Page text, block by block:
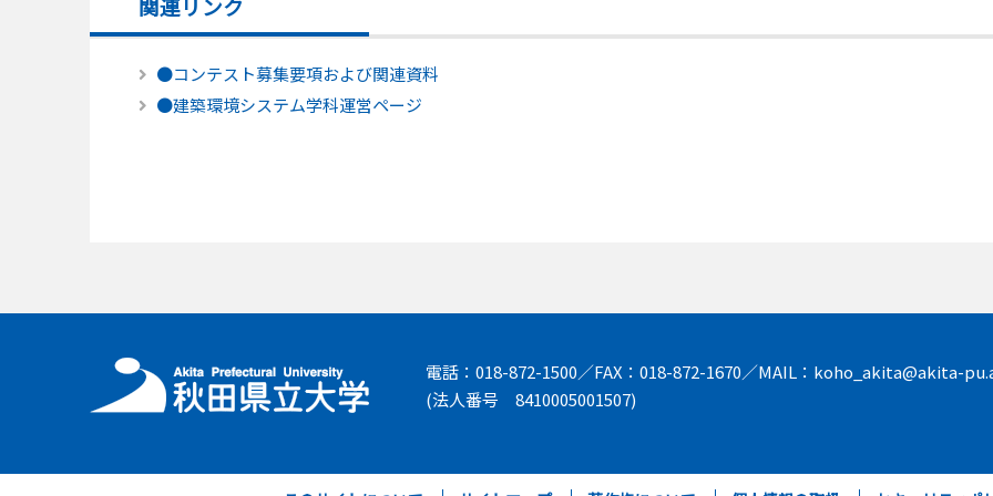
●コンテスト募集要項および関連資料
●建築環境システム学科運営ページ
電話：018-872-1500／FAX：018-872-1670／MAIL：koho_akita@akita-
(法人番号 8410005001507)